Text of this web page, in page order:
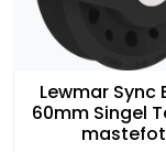
Lewmar Sync
60mm Singel
mastefot